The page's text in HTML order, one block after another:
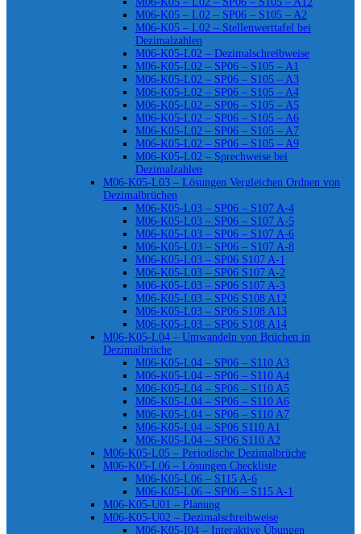
M06-K05 – L02 – SP06 – S105 – A2
M06-K05 – L02 – Stellenwerttafel bei
Dezimalzahlen
M06-K05-L02 – Dezimalschreibweise
M06-K05-L02 – SP06 – S105 – A1
M06-K05-L02 – SP06 – S105 – A3
M06-K05-L02 – SP06 – S105 – A4
M06-K05-L02 – SP06 – S105 – A5
M06-K05-L02 – SP06 – S105 – A6
M06-K05-L02 – SP06 – S105 – A7
M06-K05-L02 – SP06 – S105 – A9
M06-K05-L02 – Sprechweise bei
Dezimalzahlen
M06-K05-L03 – Lösungen Vergleichen Ordnen von
Dezimalbrüchen
M06-K05-L03 – SP06 – S107 A-4
M06-K05-L03 – SP06 – S107 A-5
M06-K05-L03 – SP06 – S107 A-6
M06-K05-L03 – SP06 – S107 A-8
M06-K05-L03 – SP06 S107 A-1
M06-K05-L03 – SP06 S107 A-2
M06-K05-L03 – SP06 S107 A-3
M06-K05-L03 – SP06 S108 A12
M06-K05-L03 – SP06 S108 A13
M06-K05-L03 – SP06 S108 A14
M06-K05-L04 – Umwandeln von Brüchen in
Dezimalbrüche
M06-K05-L04 – SP06 – S110 A3
M06-K05-L04 – SP06 – S110 A4
M06-K05-L04 – SP06 – S110 A5
M06-K05-L04 – SP06 – S110 A6
M06-K05-L04 – SP06 – S110 A7
M06-K05-L04 – SP06 S110 A1
M06-K05-L04 – SP06 S110 A2
M06-K05-L05 – Periodische Dezimalbrüche
M06-K05-L06 – Lösungen Checkliste
M06-K05-L06 – S115 A-6
M06-K05-L06 – SP06 – S115 A-1
M06-K05-U01 – Planung
M06-K05-U02 – Dezimalschreibweise
M06-K05-I04 – Interaktive Übungen